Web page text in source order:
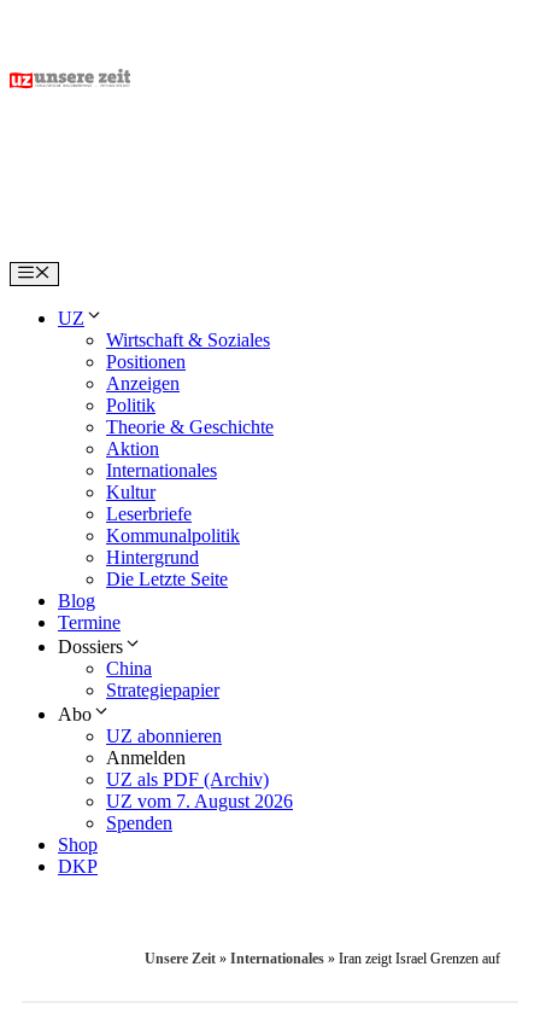
content
Menu
UZ
Wirtschaft & Soziales
Positionen
Anzeigen
Politik
Theorie & Geschichte
Aktion
Internationales
Kultur
Leserbriefe
Kommunalpolitik
Hintergrund
Die Letzte Seite
Blog
Termine
Dossiers
China
Strategiepapier
Abo
UZ abonnieren
Anmelden
UZ als PDF (Archiv)
UZ vom 7. August 2026
Spenden
Shop
DKP
Unsere Zeit » Internationales » Iran zeigt Israel Grenzen auf